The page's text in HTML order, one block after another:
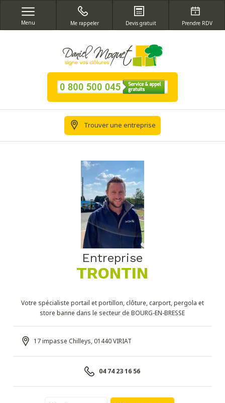
Menu Me rappeler Devis gratuit Prendre RDV
Trouver une entreprise
Entreprise
TRONTIN
Votre spécialiste portail et portillon, clôture, carport, pergola et
store banne dans le secteur de BOURG-EN-BRESSE
17 impasse Chilleys, 01440 VIRIAT
04 74 23 16 56